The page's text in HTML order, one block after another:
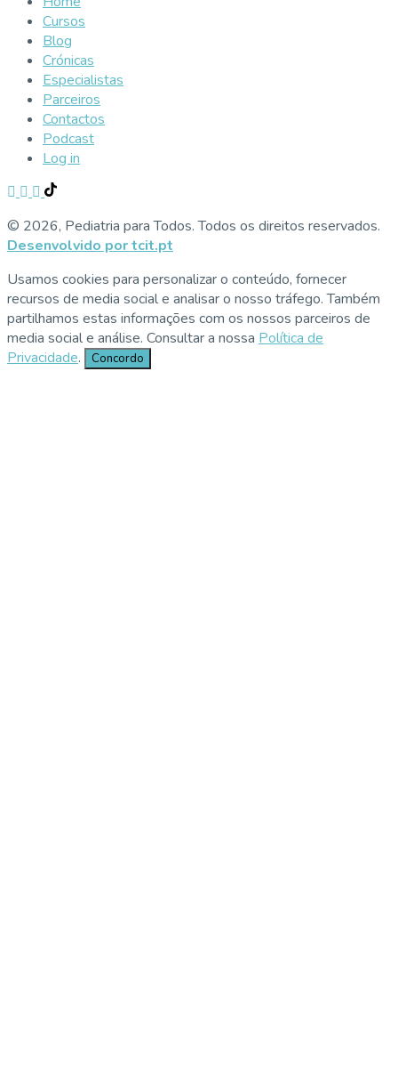
Cursos
Blog
Crónicas
Especialistas
Parceiros
Contactos
Podcast
Log in
© 2026, Pediatria para Todos. Todos os direitos reservados.
Desenvolvido por tcit.pt
Usamos cookies para personalizar o conteúdo, fornecer
recursos de media social e analisar o nosso tráfego. Também
partilhamos estas informações com os nossos parceiros de
media social e análise. Consultar a nossa Política de
Privacidade. Concordo